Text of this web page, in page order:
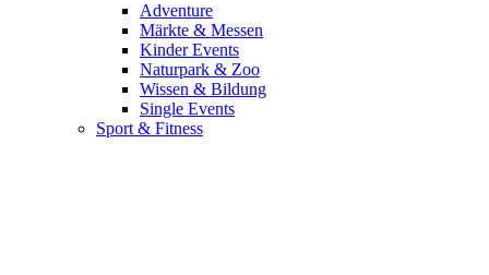
Adventure
Märkte & Messen
Kinder Events
Naturpark & Zoo
Wissen & Bildung
Single Events
Sport & Fitness